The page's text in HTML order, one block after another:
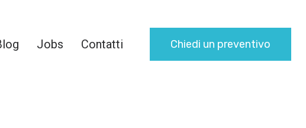
Jobs Contatti Chiedi un preventivo